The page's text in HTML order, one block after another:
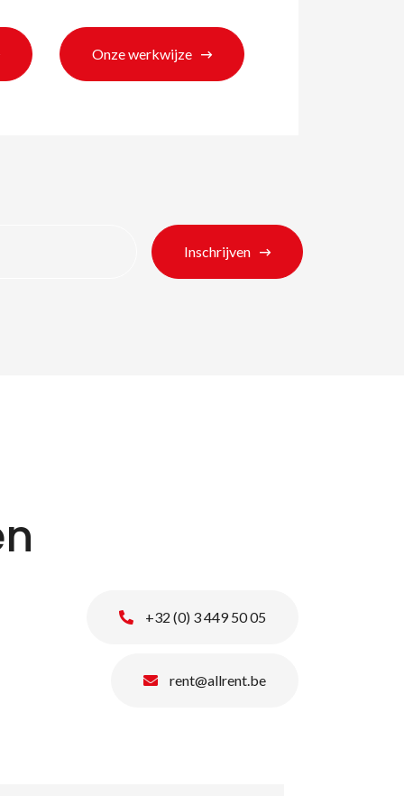
Onze werkwijze
Inschrijven
+32 (0) 3 449 50 05
rent@allrent.be